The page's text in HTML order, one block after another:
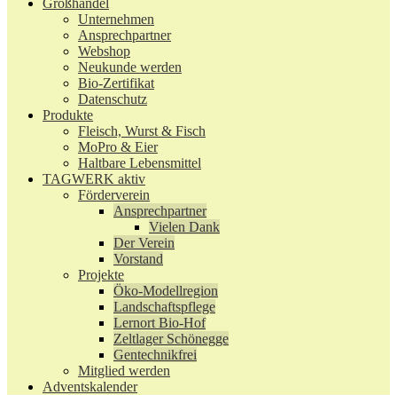
Großhandel
Unternehmen
Ansprechpartner
Webshop
Neukunde werden
Bio-Zertifikat
Datenschutz
Produkte
Fleisch, Wurst & Fisch
MoPro & Eier
Haltbare Lebensmittel
TAGWERK aktiv
Förderverein
Ansprechpartner
Vielen Dank
Der Verein
Vorstand
Projekte
Öko-Modellregion
Landschaftspflege
Lernort Bio-Hof
Zeltlager Schönegge
Gentechnikfrei
Mitglied werden
Adventskalender